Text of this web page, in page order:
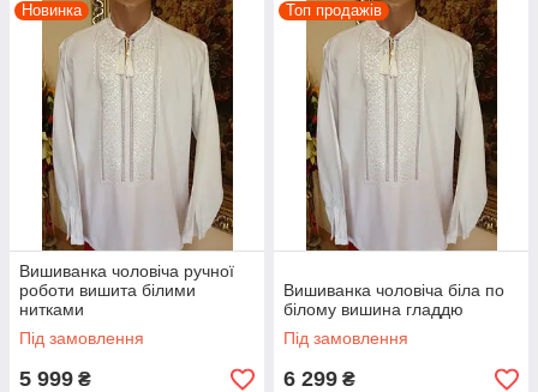
Новинка
Вишиванка чоловіча ручної
роботи вишита білими
нитками
Під замовлення
5 999 ₴
Топ продажів
Вишиванка чоловіча біла по
білому вишина гладдю
Під замовлення
6 299 ₴